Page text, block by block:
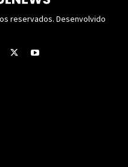
reservados. Desenvolvido